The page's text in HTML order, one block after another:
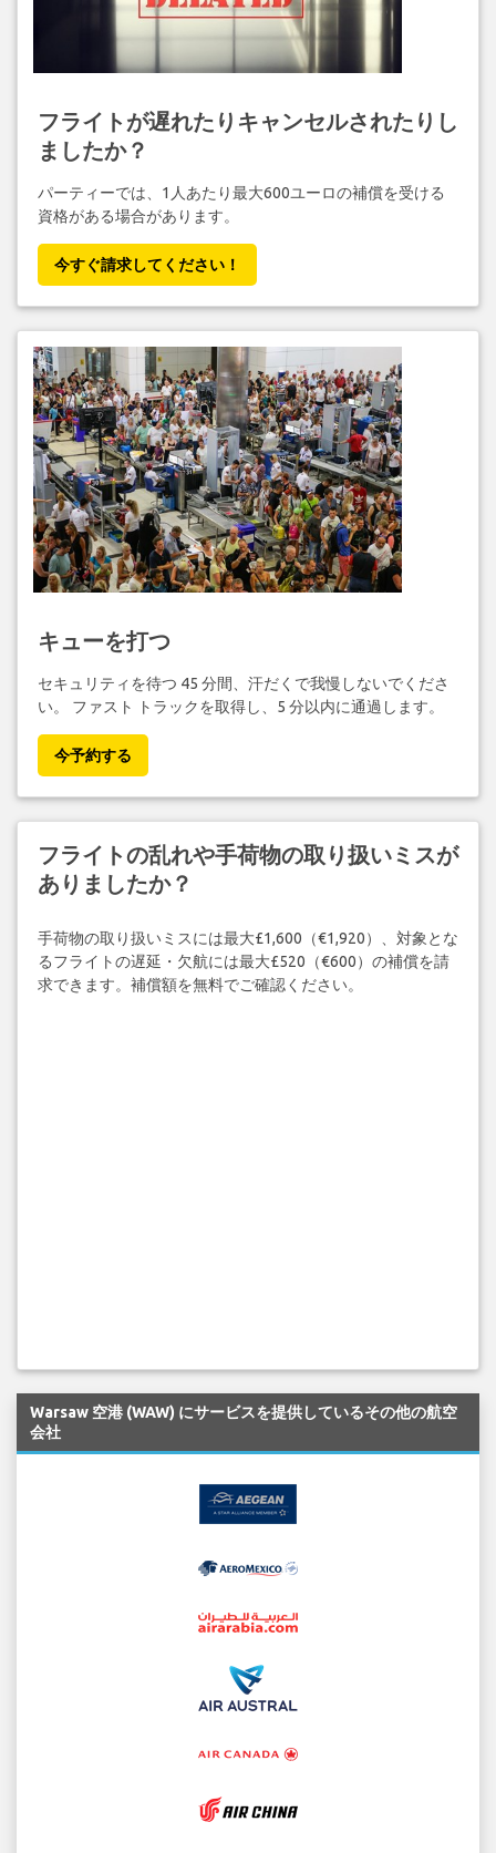
フライトが遅れたりキャンセルされたりし
ましたか？
パーティーでは、1人あたり最大600ユーロの補償を受ける
資格がある場合があります。
今すぐ請求してください！
キューを打つ
セキュリティを待つ 45 分間、汗だくで我慢しないでくださ
い。 ファスト トラックを取得し、5 分以内に通過します。
今予約する
フライトの乱れや手荷物の取り扱いミスが
ありましたか？
手荷物の取り扱いミスには最大£1,600（€1,920）、対象とな
るフライトの遅延・欠航には最大£520（€600）の補償を請
求できます。補償額を無料でご確認ください。
Warsaw 空港 (WAW) にサービスを提供しているその他の航空
会社